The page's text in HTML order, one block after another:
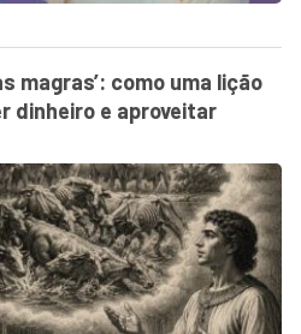
magras’: como uma lição
dinheiro e aproveitar